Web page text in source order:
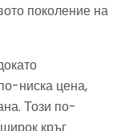
поколение на
ниска цена,
Този по-
кръг